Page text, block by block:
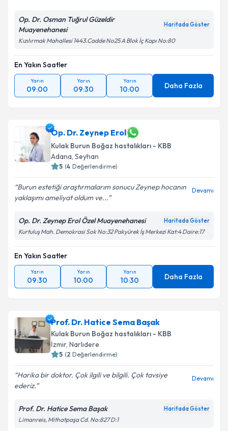
Op. Dr. Osman Tuğrul Güzeldir
Muayenehanesi
Haritada Göster
Kızılırmak Mahallesi 1443.Cadde No25 A Blok İç Kapı No:80
En Yakın Saatler
Yarın
09:00
Yarın
09:30
Yarın
10:00 Daha Fazla
Op. Dr. Zeynep Erol
Kulak Burun Boğaz hastalıkları - KBB
Adana, Seyhan
5 (4 Değerlendirme)
Burun estetiği araştırmalarım sonucu Zeynep hocanın
yaklaşımı ameliyat oldum ve...
Devamı
Op. Dr. Zeynep Erol Özel Muayenehanesi Haritada Göster
Kurtuluş Mah. Demokrasi Sok No:32 Pakyürek İş Merkezi Kat:4 Daire:17
En Yakın Saatler
Yarın
09:30
Yarın
10:00
Yarın
10:30 Daha Fazla
Prof. Dr. Hatice Sema Başak
Kulak Burun Boğaz hastalıkları - KBB
İzmir, Narlıdere
5 (2 Değerlendirme)
Harika bir doktor. Çok ilgili ve bilgili. Çok tavsiye
ederiz.
Devamı
Prof. Dr. Hatice Sema Başak Haritada Göster
Limanreis, Mithatpaşa Cd. No:827 D:1